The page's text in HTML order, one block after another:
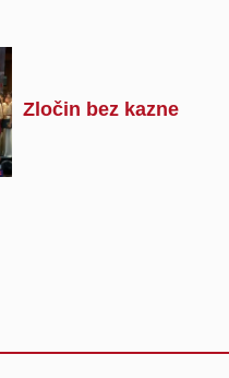
Zločin bez kazne